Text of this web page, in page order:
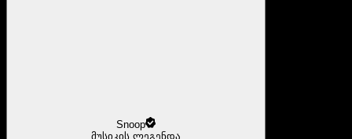
Snoop
მუსიკის ლეგენდა